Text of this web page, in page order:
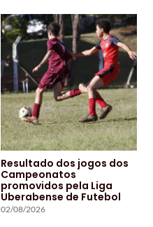
Resultado dos jogos dos
Campeonatos
promovidos pela Liga
Uberabense de Futebol
02/08/2026